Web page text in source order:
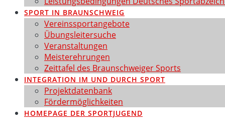
SPORT IN BRAUNSCHWEIG
Vereinssportangebote
Übungsleitersuche
Veranstaltungen
Meisterehrungen
Zeittafel des Braunschweiger Sports
INTEGRATION IM UND DURCH SPORT
Projektdatenbank
Fördermöglichkeiten
HOMEPAGE DER SPORTJUGEND